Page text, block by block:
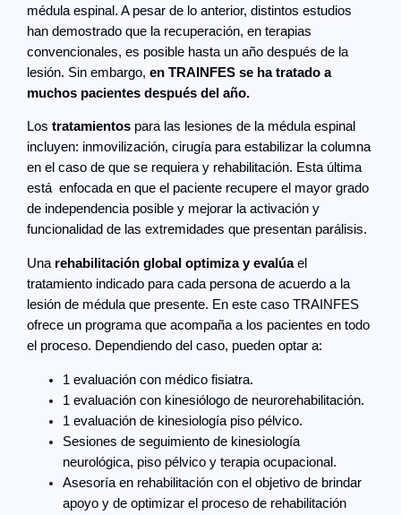
médula espinal. A pesar de lo anterior, distintos estudios
han demostrado que la recuperación, en terapias
convencionales, es posible hasta un año después de la
lesión. Sin embargo,en TRAINFES se ha tratado a
muchos pacientes después del año.
Los tratamientos para las lesiones de la médula espinal
incluyen: inmovilización, cirugía para estabilizar la columna
en el caso de que se requiera y rehabilitación. Esta última
está enfocada en que el paciente recupere el mayor grado
de independencia posible y mejorar la activación y
funcionalidad de las extremidades que presentan parálisis.
Una rehabilitación global optimiza y evalúael
tratamiento indicado para cada persona de acuerdo a la
lesión de médula que presente. En este caso TRAINFES
ofrece un programa que acompaña a los pacientes en todo
el proceso. Dependiendo del caso, pueden optar a:
1 evaluación con médico fisiatra.
1 evaluación con kinesiólogo de neurorehabilitación.
1 evaluación de kinesiología piso pélvico.
Sesiones de seguimiento de kinesiología
neurológica, piso pélvico y terapia ocupacional.
Asesoría en rehabilitación con el objetivo de brindar
apoyo y de optimizar el proceso de rehabilitación